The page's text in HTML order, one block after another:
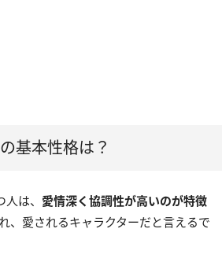
基本性格は？
は、 愛情深く協調性が高いのが特徴
、愛されるキャラクターだと言えるで